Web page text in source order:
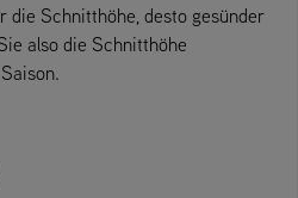
die Schnitthöhe, desto gesünder
also die Schnitthöhe